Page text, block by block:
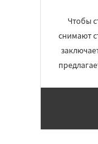
Чтобы
снимают